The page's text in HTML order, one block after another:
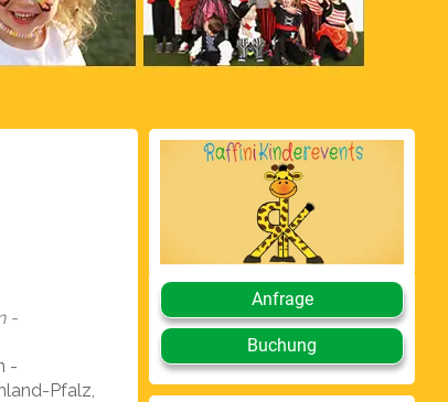
-
-
Pfalz,
Anfrage
Buchung